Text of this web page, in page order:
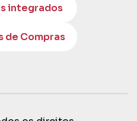
integrados
de Compras